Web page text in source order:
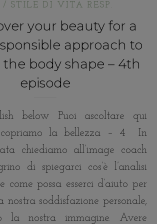
/ STILE DI VITA RESP.
your beauty for a
approach to
the body shape – 4th
episode
la bellezza – 4 In
chiediamo all’image coach
di spiegarci cos’è l’analisi
come possa esserci d’aiuto per
nostra soddisfazione personale,
la nostra immagine. Avere